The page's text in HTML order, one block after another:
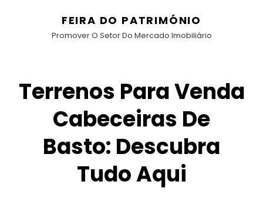
FEIRA DO PATRIMÓNIO
Promover O Setor Do Mercado Imobiliário
Terrenos Para Venda
Cabeceiras De
Basto: Descubra
Tudo Aqui